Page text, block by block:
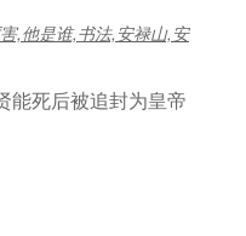
,他是谁,书法,安禄山,安